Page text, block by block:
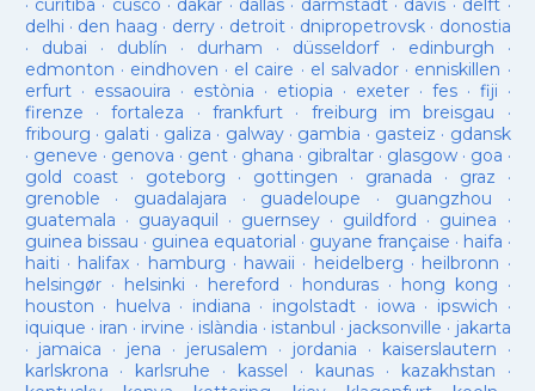
· curitiba · cusco · dakar · dallas · darmstadt· davis · delft ·
delhi · den haag · derry· detroit· dnipropetrovsk· donostia
· dubai · dublín · durham · düsseldorf· edinburgh ·
edmonton · eindhoven · el caire · el salvador · enniskillen ·
erfurt· essaouira · estònia · etiopia · exeter· fes· fiji ·
firenze ·fortaleza · frankfurt· freiburg im breisgau ·
fribourg · galati · galiza · galway· gambia · gasteiz · gdansk
· geneve · genova · gent· ghana · gibraltar· glasgow· goa ·
gold coast · goteborg · gottingen · granada · graz ·
grenoble · guadalajara · guadeloupe · guangzhou ·
guatemala · guayaquil · guernsey· guildford · guinea ·
guinea bissau · guinea equatorial · guyane française · haifa ·
haiti · halifax · hamburg · hawaii · heidelberg · heilbronn ·
helsingør· helsinki · hereford · honduras· hong kong ·
houston · huelva · indiana · ingolstadt· iowa · ipswich ·
iquique · iran · irvine · islàndia · istanbul · jacksonville · jakarta
· jamaica · jena · jerusalem · jordania · kaiserslautern ·
karlskrona · karlsruhe · kassel · kaunas· kazakhstan ·